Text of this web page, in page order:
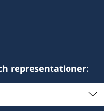
representationer: